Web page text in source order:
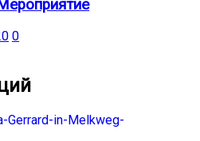
0